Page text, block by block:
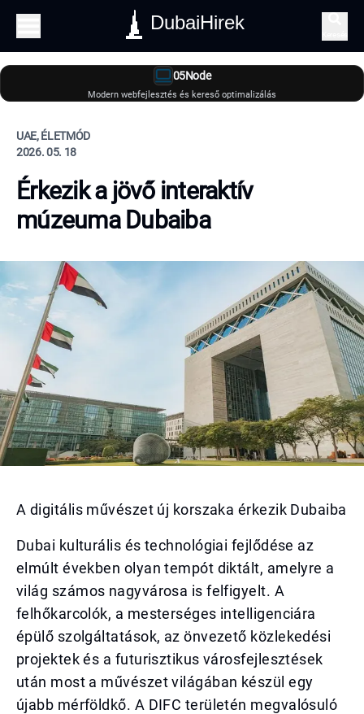
DubaiHirek
05Node
Modern webfejlesztés és kereső optimalizálás
UAE, ÉLETMÓD
2026. 05. 18
Érkezik a jövő interaktív
múzeuma Dubaiba
A digitális művészet új korszaka érkezik Dubaiba
Dubai kulturális és technológiai fejlődése az
elmúlt években olyan tempót diktált, amelyre a
világ számos nagyvárosa is felfigyelt. A
felhőkarcolók, a mesterséges intelligenciára
épülő szolgáltatások, az önvezető közlekedési
projektek és a futurisztikus városfejlesztések
után most a művészet világában készül egy
újabb mérföldkő. A DIFC területén megvalósuló